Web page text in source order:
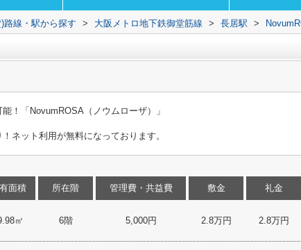
路線・駅から探す > 大阪メトロ地下鉄御堂筋線 > 長居駅 >
！「NovumROSA（ノウムローザ）」
ネット利用が無料になっております。
面積
㎡
所在階
6階
管理費・共益費
5,000円
敷金
2.8万円
礼金
2.8万円